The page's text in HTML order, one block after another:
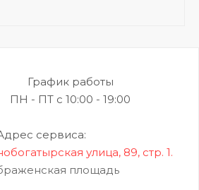
График работы
ПН - ПТ с 10:00 - 19:00
сервиса:
улица, 89, стр. 1.
площадь